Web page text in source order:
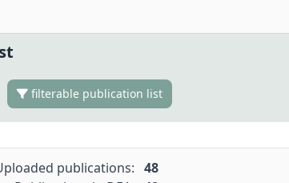
filterable publication list
publications: 48